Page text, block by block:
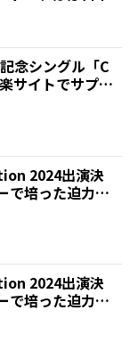
念シングル「C
サイトでサプラ
2024出演決
で培った迫力の
2024出演決
で培った迫力の